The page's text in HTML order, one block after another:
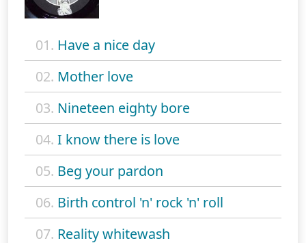
01. Have a nice day
02. Mother love
03. Nineteen eighty bore
04. I know there is love
05. Beg your pardon
06. Birth control 'n' rock 'n' roll
07. Reality whitewash